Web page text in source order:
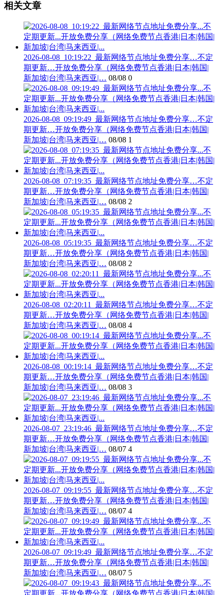
相关文章
2026-08-08_10:19:22_最新网络节点地址免费分享…不定
期更新…开放免费分享（网络免费节点香港|日本|韩国|
新加坡|台湾|马来西亚|… 08/08 0
2026-08-08_09:19:49_最新网络节点地址免费分享…不定
期更新…开放免费分享（网络免费节点香港|日本|韩国|
新加坡|台湾|马来西亚|… 08/08 1
2026-08-08_07:19:35_最新网络节点地址免费分享…不定
期更新…开放免费分享（网络免费节点香港|日本|韩国|
新加坡|台湾|马来西亚|… 08/08 2
2026-08-08_05:19:35_最新网络节点地址免费分享…不定
期更新…开放免费分享（网络免费节点香港|日本|韩国|
新加坡|台湾|马来西亚|… 08/08 2
2026-08-08_02:20:11_最新网络节点地址免费分享…不定
期更新…开放免费分享（网络免费节点香港|日本|韩国|
新加坡|台湾|马来西亚|… 08/08 4
2026-08-08_00:19:14_最新网络节点地址免费分享…不定
期更新…开放免费分享（网络免费节点香港|日本|韩国|
新加坡|台湾|马来西亚|… 08/08 3
2026-08-07_23:19:46_最新网络节点地址免费分享…不定
期更新…开放免费分享（网络免费节点香港|日本|韩国|
新加坡|台湾|马来西亚|… 08/07 4
2026-08-07_09:19:55_最新网络节点地址免费分享…不定
期更新…开放免费分享（网络免费节点香港|日本|韩国|
新加坡|台湾|马来西亚|… 08/07 4
2026-08-07_09:19:49_最新网络节点地址免费分享…不定
期更新…开放免费分享（网络免费节点香港|日本|韩国|
新加坡|台湾|马来西亚|… 08/07 5